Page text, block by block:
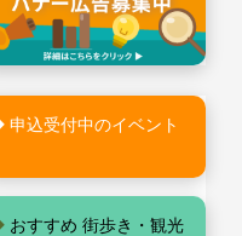
申込受付中のイベント
おすすめ 街歩き・観光